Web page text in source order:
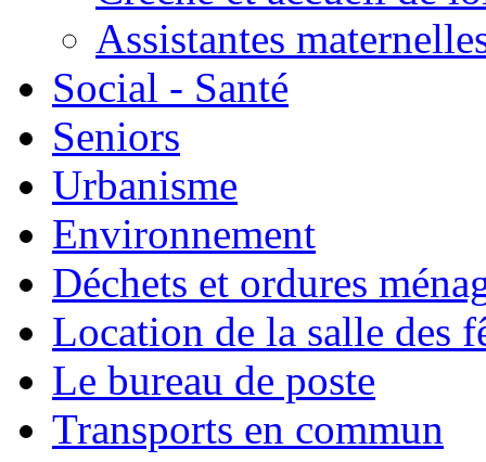
Assistantes
Social - Santé
Seniors
Urbanisme
Environnement
Déchets et ordures
Location de la salle des
Le bureau de poste
Transports en commun